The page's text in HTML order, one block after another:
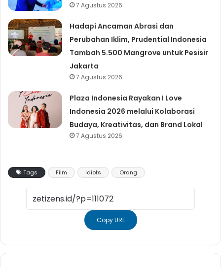
7 Agustus 2026
Hadapi Ancaman Abrasi dan
Perubahan Iklim, Prudential Indonesia
Tambah 5.500 Mangrove untuk Pesisir
Jakarta
7 Agustus 2026
Plaza Indonesia Rayakan I Love
Indonesia 2026 melalui Kolaborasi
Budaya, Kreativitas, dan Brand Lokal
7 Agustus 2026
Tags Film Idiots Orang
Copy URL